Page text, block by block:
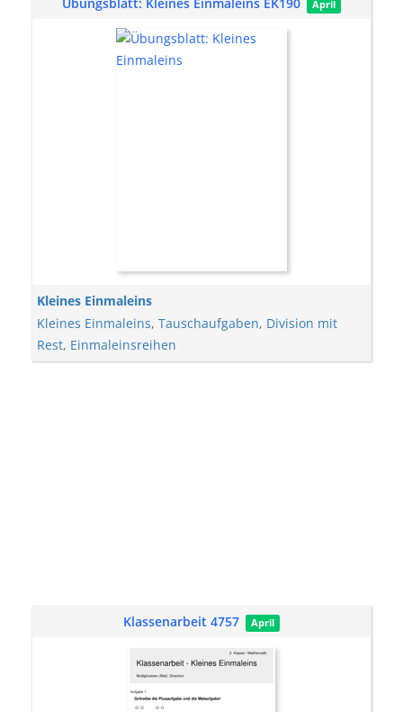
April
Kleines Einmaleins
Kleines Einmaleins, Tauschaufgaben, Division mit
Rest, Einmaleinsreihen
Klassenarbeit 4757 April